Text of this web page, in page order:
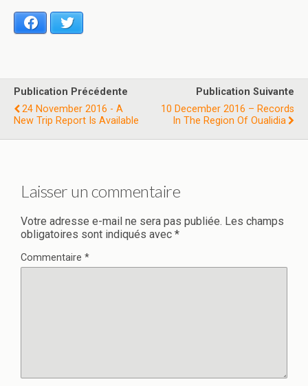
Facebook
Publication Précédente
24 November 2016 - A
New Trip Report Is Available
Publication Suivante
10 December 2016 – Records
In The Region Of Oualidia
Laisser un commentaire
Votre adresse e-mail ne sera pas publiée. Les champs
obligatoires sont indiqués avec *
Commentaire *